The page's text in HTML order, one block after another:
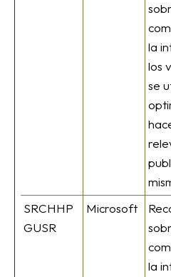
la
los
se
SRCHHP
GUSR
Microsoft
la